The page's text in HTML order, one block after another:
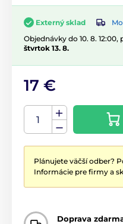
Externý sklad
Objednávky do 10. 8.
štvrtok 13. 8.
17 €
Plánujete väčší odber?
Informácie pre firmy a
Doprava